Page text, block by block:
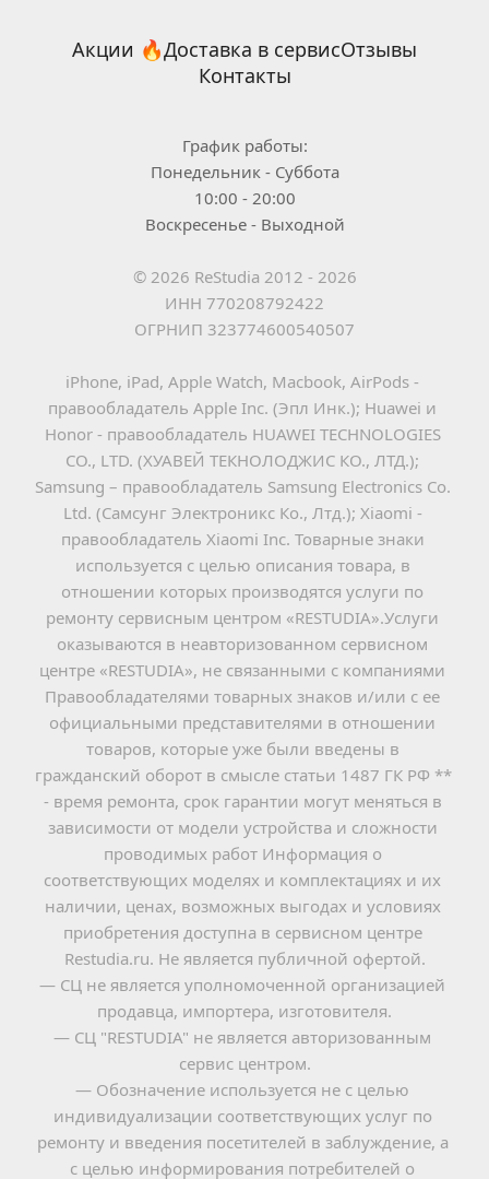
Акции 🔥Доставка в сервисОтзывы
Контакты
График работы:
Понедельник - Суббота
10:00 - 20:00
Воскресенье - Выходной
© 2026 ReStudia 2012 - 2026
ИНН 770208792422
ОГРНИП 323774600540507
iPhone, iPad, Apple Watch, Macbook, AirPods -
правообладатель Apple Inc. (Эпл Инк.); Huawei и
Honor - правообладатель HUAWEI TECHNOLOGIES
CO., LTD. (ХУАВЕЙ ТЕКНОЛОДЖИС КО., ЛТД.);
Samsung – правообладатель Samsung Electronics Co.
Ltd. (Самсунг Электроникс Ко., Лтд.); Xiaomi -
правообладатель Xiaomi Inc. Товарные знаки
используется с целью описания товара, в
отношении которых производятся услуги по
ремонту сервисным центром «RESTUDIA».Услуги
оказываются в неавторизованном сервисном
центре «RESTUDIA», не связанными с компаниями
Правообладателями товарных знаков и/или с ее
официальными представителями в отношении
товаров, которые уже были введены в
гражданский оборот в смысле статьи 1487 ГК РФ **
- время ремонта, срок гарантии могут меняться в
зависимости от модели устройства и сложности
проводимых работ Информация о
соответствующих моделях и комплектациях и их
наличии, ценах, возможных выгодах и условиях
приобретения доступна в сервисном центре
Restudia.ru. Не является публичной офертой.
— СЦ не является уполномоченной организацией
продавца, импортера, изготовителя.
— СЦ "RESTUDIA" не является авторизованным
сервис центром.
— Обозначение используется не с целью
индивидуализации соответствующих услуг по
ремонту и введения посетителей в заблуждение, а
с целью информирования потребителей о